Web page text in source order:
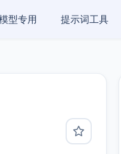
型专用 提示词工具